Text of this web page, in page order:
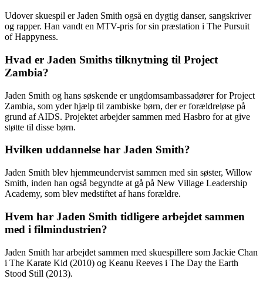
Udover skuespil er Jaden Smith også en dygtig danser, sangskriver
og rapper. Han vandt en MTV-pris for sin præstation i The Pursuit
of Happyness.
Hvad er Jaden Smiths tilknytning til Project
Zambia?
Jaden Smith og hans søskende er ungdomsambassadører for Project
Zambia, som yder hjælp til zambiske børn, der er forældreløse på
grund af AIDS. Projektet arbejder sammen med Hasbro for at give
støtte til disse børn.
Hvilken uddannelse har Jaden Smith?
Jaden Smith blev hjemmeundervist sammen med sin søster, Willow
Smith, inden han også begyndte at gå på New Village Leadership
Academy, som blev medstiftet af hans forældre.
Hvem har Jaden Smith tidligere arbejdet sammen
med i filmindustrien?
Jaden Smith har arbejdet sammen med skuespillere som Jackie Chan
i The Karate Kid (2010) og Keanu Reeves i The Day the Earth
Stood Still (2013).